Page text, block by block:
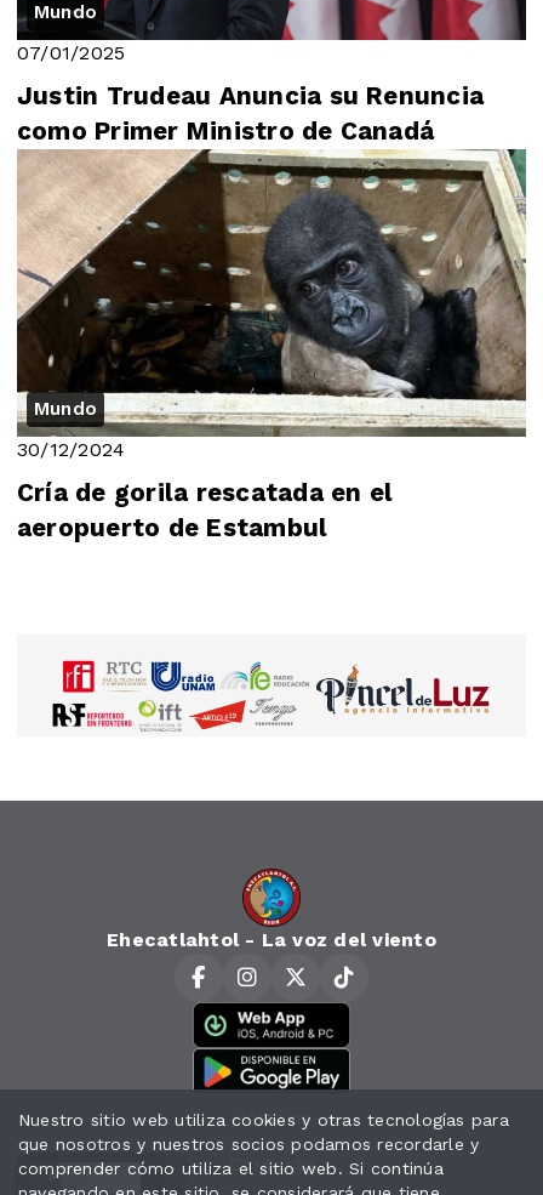
Mundo
07/01/2025
Justin Trudeau Anuncia su Renuncia
como Primer Ministro de Canadá
Mundo
30/12/2024
Cría de gorila rescatada en el
aeropuerto de Estambul
Ehecatlahtol - La voz del viento
Horarios
Contacto
Nuestro sitio web utiliza cookies y otras tecnologías para
que nosotros y nuestros socios podamos recordarle y
comprender cómo utiliza el sitio web. Si continúa